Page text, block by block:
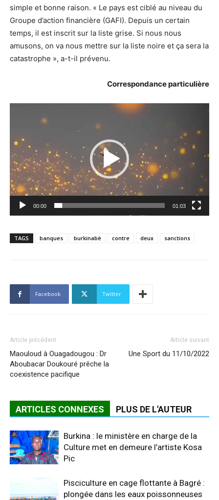
simple et bonne raison. « Le pays est ciblé au niveau du
Groupe d’action financière (GAFI). Depuis un certain
temps, il est inscrit sur la liste grise. Si nous nous
amusons, on va nous mettre sur la liste noire et ça sera la
catastrophe », a-t-il prévenu.
Correspondance particulière
Lecteur
00:00 01:03
TAGS banques burkinabè contre deux sanctions
Facebook Twitter
Article précédent
Maouloud à Ouagadougou : Dr
Aboubacar Doukouré prêche la
coexistence pacifique
Article suivant
Une Sport du 11/10/2022
ARTICLES CONNEXES PLUS DE L'AUTEUR
Burkina : le ministère en charge de la
Culture met en demeure l’artiste Kosa
Pic
Pisciculture en cage flottante à Bagré :
plongée dans les eaux poissonneuses